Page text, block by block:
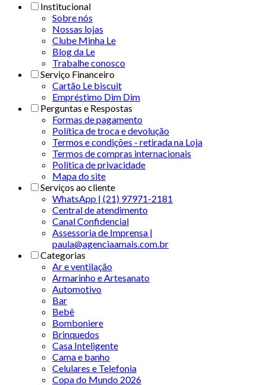
Institucional
Sobre nós
Nossas lojas
Clube Minha Le
Blog da Le
Trabalhe conosco
Serviço Financeiro
Cartão Le biscuit
Empréstimo Dim Dim
Perguntas e Respostas
Formas de pagamento
Política de troca e devolução
Termos e condições - retirada na Loja
Termos de compras internacionais
Politica de privacidade
Mapa do site
Serviços ao cliente
WhatsApp | (21) 97971-2181
Central de atendimento
Canal Confidencial
Assessoria de Imprensa |
paula@agenciaamais.com.br
Categorias
Ar e ventilação
Armarinho e Artesanato
Automotivo
Bar
Bebê
Bomboniere
Brinquedos
Casa Inteligente
Cama e banho
Celulares e Telefonia
Copa do Mundo 2026